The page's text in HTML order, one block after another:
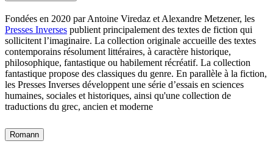
Fondées en 2020 par Antoine Viredaz et Alexandre Metzener, les
Presses Inverses publient principalement des textes de fiction qui
sollicitent l’imaginaire. La collection originale accueille des textes
contemporains résolument littéraires, à caractère historique,
philosophique, fantastique ou habilement récréatif. La collection
fantastique propose des classiques du genre. En parallèle à la fiction,
les Presses Inverses développent une série d’essais en sciences
humaines, sociales et historiques, ainsi qu'une collection de
traductions du grec, ancien et moderne
Romann